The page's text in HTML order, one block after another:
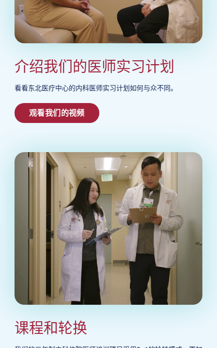
介绍我们的医师实习计划
看看东北医疗中心的内科医师实习计划如何与众不同。
观看我们的视频
课程和轮换